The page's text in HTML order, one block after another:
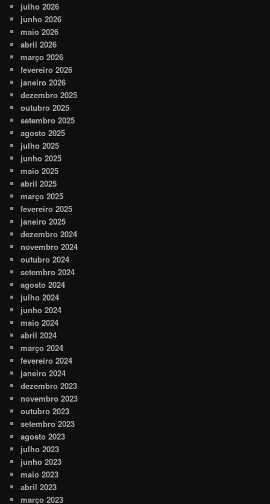
julho 2026
junho 2026
maio 2026
abril 2026
março 2026
fevereiro 2026
janeiro 2026
dezembro 2025
outubro 2025
setembro 2025
agosto 2025
julho 2025
junho 2025
maio 2025
abril 2025
março 2025
fevereiro 2025
janeiro 2025
dezembro 2024
novembro 2024
outubro 2024
setembro 2024
agosto 2024
julho 2024
junho 2024
maio 2024
abril 2024
março 2024
fevereiro 2024
janeiro 2024
dezembro 2023
novembro 2023
outubro 2023
setembro 2023
agosto 2023
julho 2023
junho 2023
maio 2023
abril 2023
março 2023